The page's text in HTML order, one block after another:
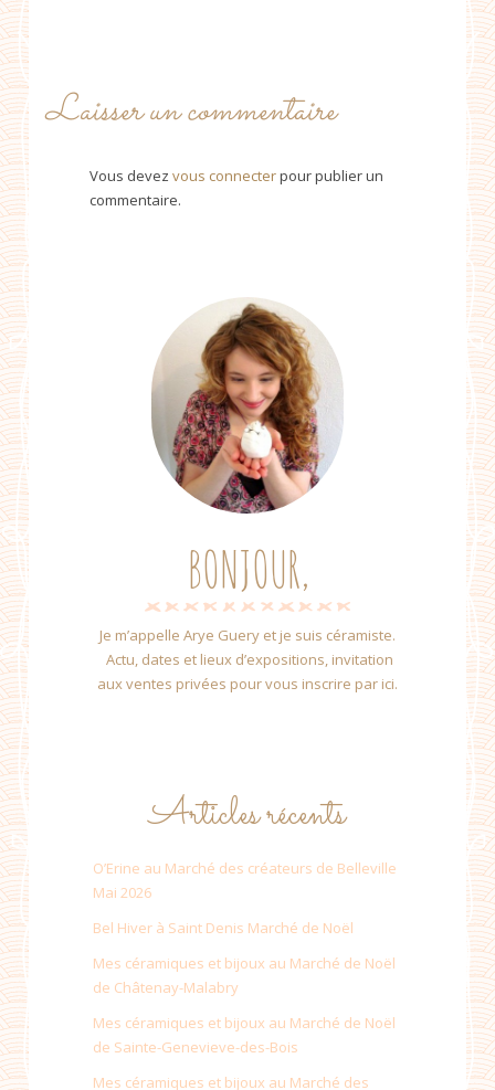
Laisser un commentaire
Vous devez vous connecterpour publier un
commentaire.
BONJOUR,
Je m’appelle Arye Guery et je suis céramiste.
Actu, dates et lieux d’expositions, invitation
aux ventes privées pour vous inscrire par ici.
Articles récents
O’Erine au Marché des créateurs de Belleville
Mai 2026
Bel Hiver à Saint Denis Marché de Noël
Mes céramiques et bijoux au Marché de Noël
de Châtenay-Malabry
Mes céramiques et bijoux au Marché de Noël
de Sainte-Genevieve-des-Bois
Mes céramiques et bijoux au Marché des